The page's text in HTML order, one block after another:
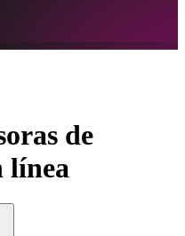
de
línea